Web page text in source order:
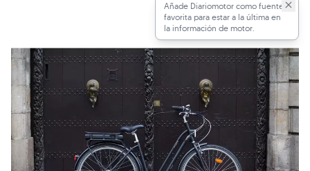
Añade Diariomotor como fuente
favorita para estar a la última en
la información de motor.